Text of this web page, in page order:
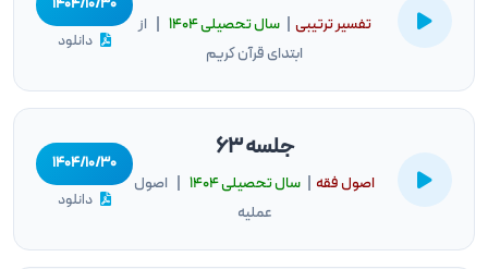
تفسیر ترتیبی |سال تحصيلى ۱۴۰۴
| از
ابتدای قرآن کریم
۱۴۰۴/۱۰/۳۰
دانلود
جلسه 63
اصول فقه سال تحصيلى ۱۴۰۴
| اصول
عملیه
۱۴۰۴/۱۰/۳۰
دانلود